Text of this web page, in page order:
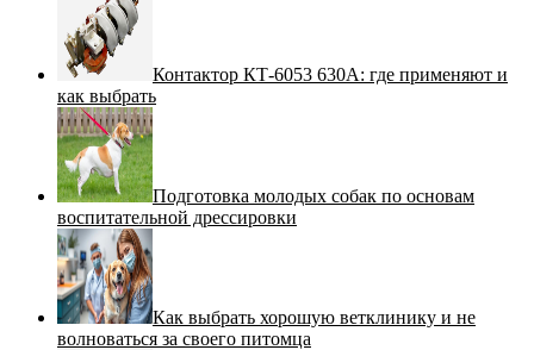
Контактор КТ-6053 630А: где применяют и
как выбрать
Подготовка молодых собак по основам
воспитательной дрессировки
Как выбрать хорошую ветклинику и не
волноваться за своего питомца